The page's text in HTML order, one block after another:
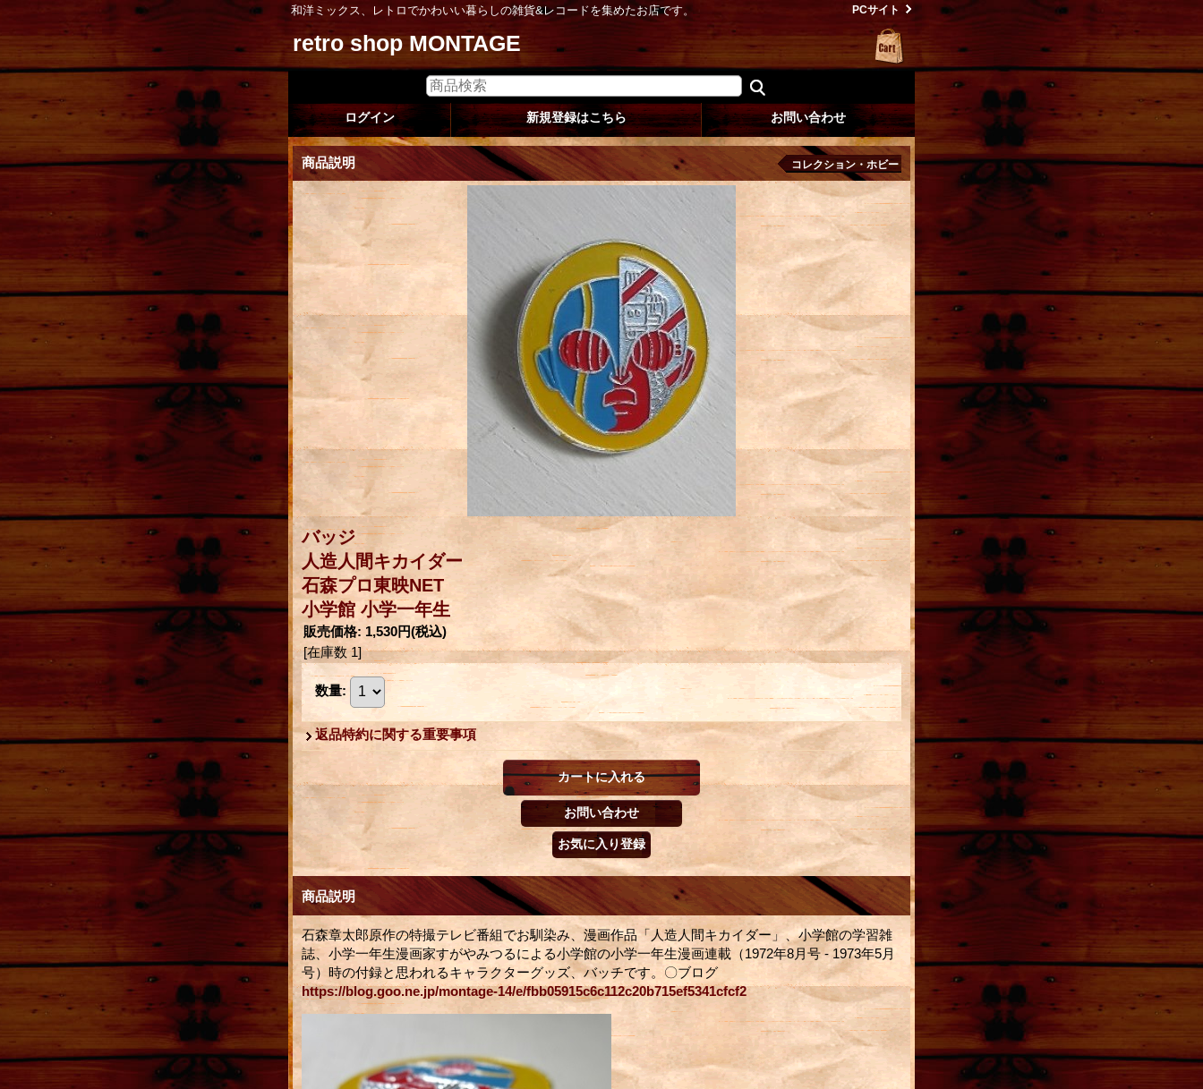
和洋ミックス、レトロでかわいい暮らしの雑貨&レコードを集めたお店です。 PCサイト
retro shop MONTAGE
ログイン 新規登録はこちら お問い合わせ
商品説明 コレクション・ホビー
バッジ
人造人間キカイダー
石森プロ東映NET
小学館 小学一年生
販売価格: 1,530円(税込)
[在庫数 1]
数量:
返品特約に関する重要事項
商品説明
石森章太郎原作の特撮テレビ番組でお馴染み、漫画作品「人造人間キカイダー」、小学館の学習雑
誌、小学一年生漫画家すがやみつるによる小学館の小学一年生漫画連載（1972年8月号 - 1973年5月
号）時の付録と思われるキャラクターグッズ、バッチです。〇ブログ
https://blog.goo.ne.jp/montage-14/e/fbb05915c6c112c20b715ef5341cfcf2